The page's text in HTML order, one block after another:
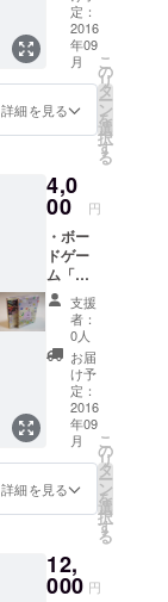
張ユ
ニット
だけが
欲しい
という
方は、
みいた
だいた
上、
「陰陽
賽 拡
張ユ
ニット
希望」
とコメ
ントを
お願い
しま
す。
（コメ
ント記
入によ
る追加
他のリ
ターン
・限定
ステッ
カー 学
童保育
でも大
人気の
ボード
ゲー
「コロ
ポック
ル 見
～つけ
た！」
に、イ
ラスト
を作成
頂いた
「ぐ
るっ
ぐ」さ
んの作
成され
たイラ
ストの
ステッ
きま
す。
定：
2016
年09
月
詳細を見る
こ
の
リ
タ
ー
ン
を
選
択
す
る
4,0
00 円
・ボー
ドゲー
ム「か
いち
ん」 ・
和菓子
「かい
ちん」
ゲーム
「かい
ちん」
に、
ゲーム
名と駒
のデザ
インの
なった
金沢の
支援
者：
0人
お届
け予
定：
2016
年09
月
詳細を見る
こ
の
リ
タ
ー
ン
を
選
択
す
る
12,
000 円